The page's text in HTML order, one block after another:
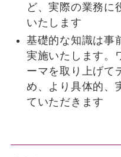
ど、実際の業務に
いたします
基礎的な知識は事
実施いたします。
ーマを取り上げて
め、より具体的、
ていただきます